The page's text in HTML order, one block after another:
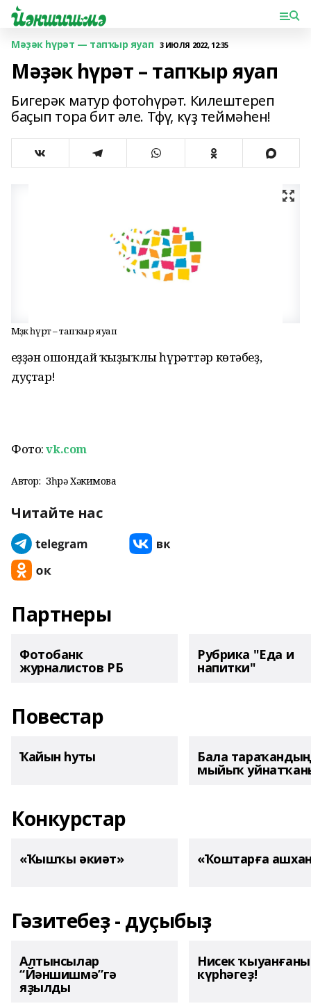
Мәҙәк һүрәт — тапҡыр яуап 3 ИЮЛЯ 2022, 12:35
Мәҙәк һүрәт – тапҡыр яуап
Бигерәк матур фотоһүрәт. Килештереп
баҫып тора бит әле. Тфү, күҙ теймәһен!
Мәҙәк һүрәт – тапҡыр яуап
Һеҙҙән ошондай ҡыҙыҡлы һүрәттәр көтәбеҙ,
дуҫтар!
Фото:vk.com
Автор: Зөһрә Хәкимова
Читайте нас
Партнеры
Фотобанк
журналистов РБ
Рубрика "Еда и
напитки"
Повестар
Ҡайын һуты Бала тараҡандың
мыйыҡ
Конкурстар
«Ҡышҡы әкиәт» «Ҡоштарға
Гәзитебеҙ - дуҫыбыҙ
Алтынсылар
“Йәншишмә”гә
яҙылды
Нисек
күрһәгеҙ!